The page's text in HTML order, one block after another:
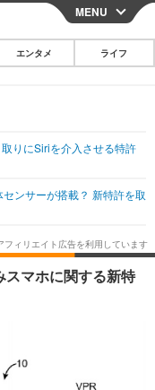
CLOSE
その他
韓国・芸能
スポーツ
グルメ
ショッピング
MENU
エンタメ ライフ
りにSiriを介入させる特許
ンサーが搭載？ 新特許を取
マホに関する新特